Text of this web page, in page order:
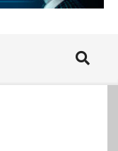
Search